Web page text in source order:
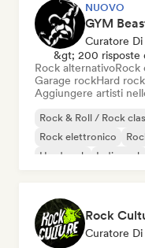
NUOVO
GYM
Curatore Di
&gt; 200 risposte
Rock alternativoRock
Garage rockHard rock
Aggiungere artisti
Rock & Roll / Rock
Rock elettronico
Hard rock
Indie rock
Rock
Curatore Di